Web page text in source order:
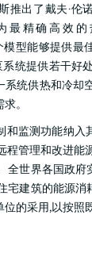
推出了戴夫·伦
最精确高效的
模型能够提供最
统提供若干好
系统供热和冷却
。
和监测功能纳入
程管理和改进能
全世界各国政府
宅建筑的能源消
的采用,以按照